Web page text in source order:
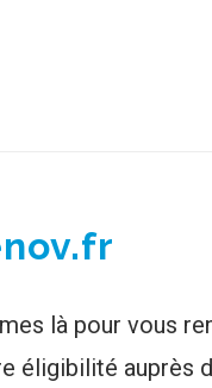
là pour vous
éligibilité auprès